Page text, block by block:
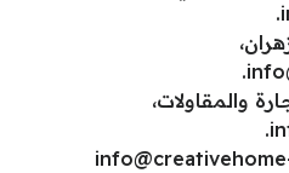
.
.
والمقاولات،
.